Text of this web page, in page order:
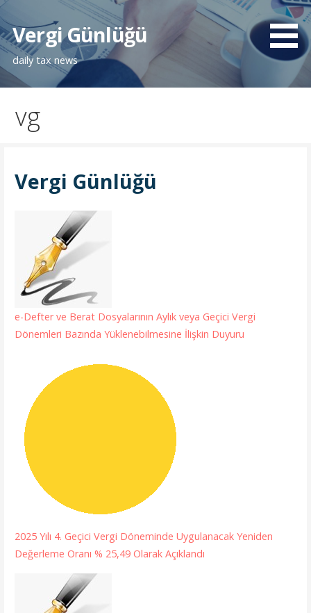
İçeriğe
atlaVergi Günlüğü
daily tax news
vg
Vergi Günlüğü
e-Defter ve Berat Dosyalarının Aylık veya Geçici Vergi
Dönemleri Bazında Yüklenebilmesine İlişkin Duyuru
2025 Yılı 4. Geçici Vergi Döneminde Uygulanacak Yeniden
Değerleme Oranı % 25,49 Olarak Açıklandı